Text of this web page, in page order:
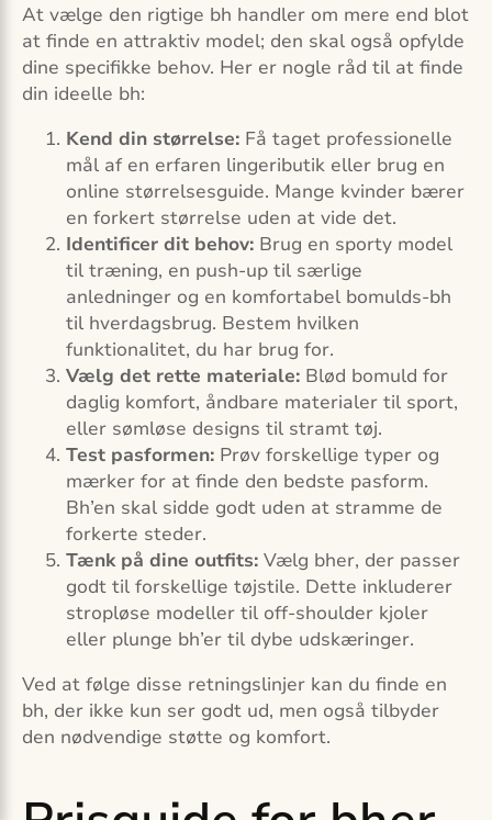
At vælge den rigtige bh handler om mere end blot
at finde en attraktiv model; den skal også opfylde
dine specifikke behov. Her er nogle råd til at finde
din ideelle bh:
Kend din størrelse: Få taget professionelle
mål af en erfaren lingeributik eller brug en
online størrelsesguide. Mange kvinder bærer
en forkert størrelse uden at vide det.
Identificer dit behov: Brug en sporty model
til træning, en push-up til særlige
anledninger og en komfortabel bomulds-bh
til hverdagsbrug. Bestem hvilken
funktionalitet, du har brug for.
Vælg det rette materiale: Blød bomuld for
daglig komfort, åndbare materialer til sport,
eller sømløse designs til stramt tøj.
Test pasformen: Prøv forskellige typer og
mærker for at finde den bedste pasform.
Bh’en skal sidde godt uden at stramme de
forkerte steder.
Tænk på dine outfits: Vælg bher, der passer
godt til forskellige tøjstile. Dette inkluderer
stropløse modeller til off-shoulder kjoler
eller plunge bh’er til dybe udskæringer.
Ved at følge disse retningslinjer kan du finde en
bh, der ikke kun ser godt ud, men også tilbyder
den nødvendige støtte og komfort.